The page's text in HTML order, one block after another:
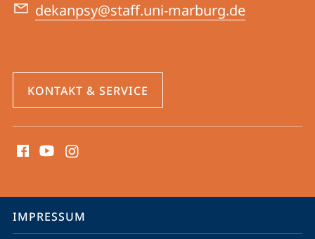
dekanpsy@staff.uni-marburg.de
KONTAKT & SERVICE
Media
Service-
IMPRESSUM